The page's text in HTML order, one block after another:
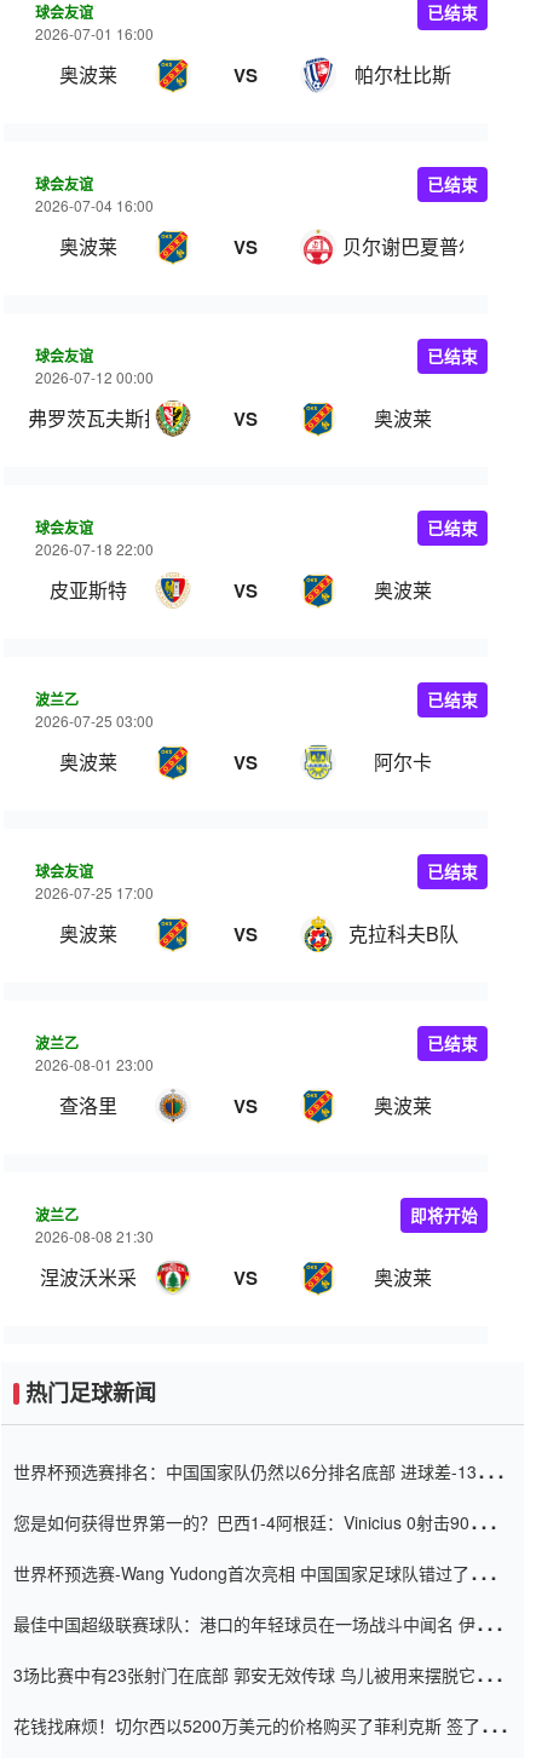
球会友谊
2026-07-01 16:00
奥波莱 VS 帕尔杜比斯
已结束
球会友谊
2026-07-04 16:00
奥波莱 VS 贝尔谢巴夏普尔
已结束
球会友谊
2026-07-12 00:00
弗罗茨瓦夫斯拉斯克 VS 奥波莱
已结束
球会友谊
2026-07-18 22:00
皮亚斯特 VS 奥波莱
已结束
波兰乙
2026-07-25 03:00
奥波莱 VS 阿尔卡
已结束
球会友谊
2026-07-25 17:00
奥波莱 VS 克拉科夫B队
已结束
波兰乙
2026-08-01 23:00
查洛里 VS 奥波莱
已结束
波兰乙
2026-08-08 21:30
涅波沃米采 VS 奥波莱
即将开始
热门足球新闻
世界杯预选赛排名：中国国家队仍然以6分排名底部 进球差-13令人
您是如何获得世界第一的？巴西1-4阿根廷：Vinicius 0射击90分钟
世界杯预选赛-Wang Yudong首次亮相 中国国家足球队错过了世界
最佳中国超级联赛球队：港口的年轻球员在一场战斗中闻名 伊万放
3场比赛中有23张射门在底部 郭安无效传球 鸟儿被用来摆脱它
花钱找麻烦！切尔西以5200万美元的价格购买了菲利克斯 签了7年